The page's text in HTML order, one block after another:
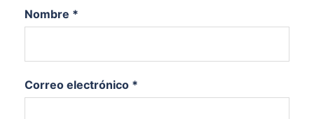
Nombre *
Correo electrónico *